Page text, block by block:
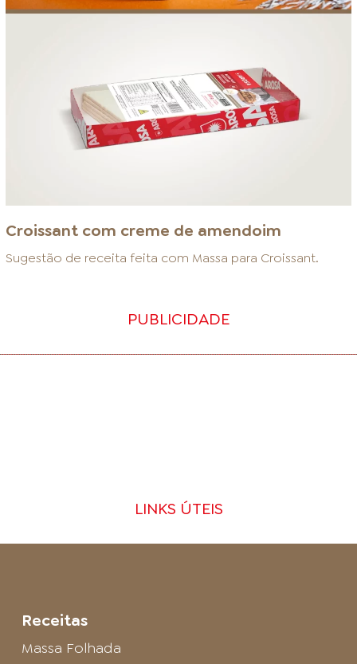
Croissant com creme de amendoim
Sugestão de receita feita com Massa para Croissant.
PUBLICIDADE
LINKS ÚTEIS
Receitas
Massa Folhada